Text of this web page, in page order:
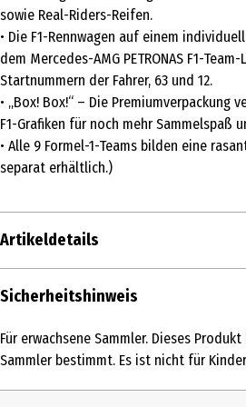
sowie Real-Riders-Reifen.
• Die F1-Rennwagen auf einem
dem Mercedes-AMG PETRONAS F1-
Startnummern der Fahrer, 63 und 12.
• „Box! Box!“ – Die Premiumverpackung
F1-Grafiken für noch mehr Sammelspaß
• Alle 9 Formel-1-Teams bilden eine
separat erhältlich.)
Artikeldetails
Inhalt
Produkttyp
Sicherheitshinweis
Für erwachsene Sammler. Dieses
Sammler bestimmt. Es ist nicht für